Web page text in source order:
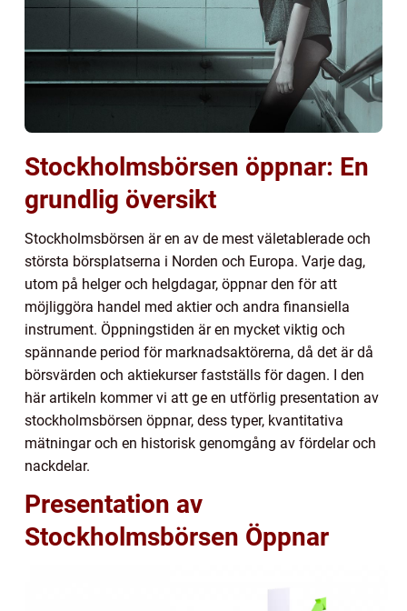
Stockholmsbörsen öppnar: En
grundlig översikt
Stockholmsbörsen är en av de mest väletablerade och
största börsplatserna i Norden och Europa. Varje dag,
utom på helger och helgdagar, öppnar den för att
möjliggöra handel med aktier och andra finansiella
instrument. Öppningstiden är en mycket viktig och
spännande period för marknadsaktörerna, då det är då
börsvärden och aktiekurser fastställs för dagen. I den
här artikeln kommer vi att ge en utförlig presentation av
stockholmsbörsen öppnar, dess typer, kvantitativa
mätningar och en historisk genomgång av fördelar och
nackdelar.
Presentation av
Stockholmsbörsen Öppnar